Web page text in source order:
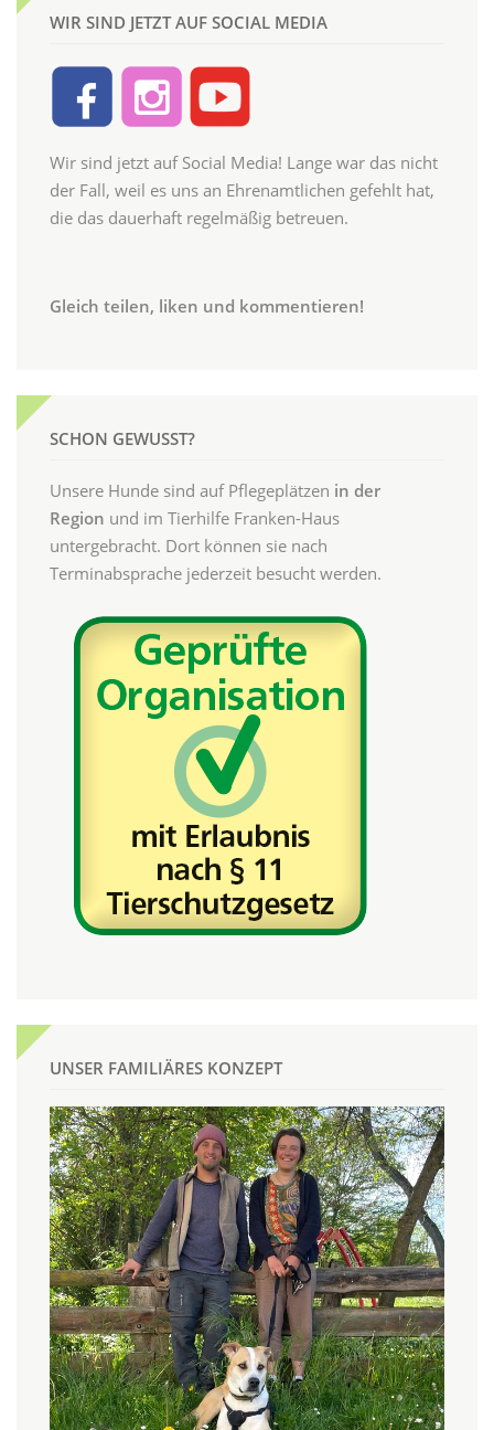
WIR SIND JETZT AUF SOCIAL MEDIA
Wir sind jetzt auf Social Media! Lange war das nicht
der Fall, weil es uns an Ehrenamtlichen gefehlt hat,
die das dauerhaft regelmäßig betreuen.
Gleich teilen, liken und kommentieren!
SCHON GEWUSST?
Unsere Hunde sind auf Pflegeplätzen in der
Region und im Tierhilfe Franken-Haus
untergebracht. Dort können sie nach
Terminabsprache jederzeit besucht werden.
UNSER FAMILIÄRES KONZEPT